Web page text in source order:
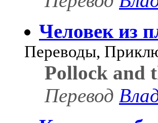
Человек из
Переводы,
Pollock and
Перевод